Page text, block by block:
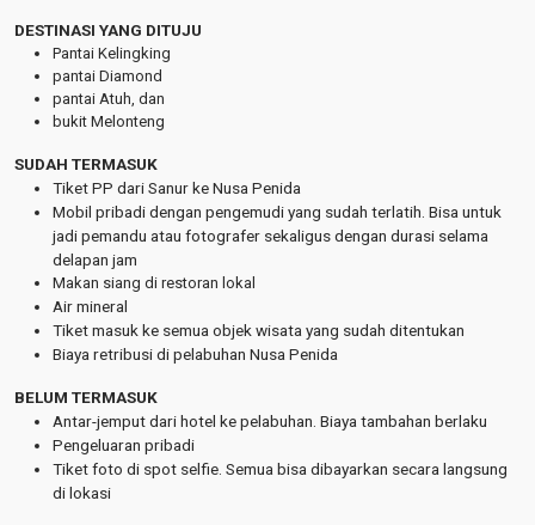
DESTINASI YANG DITUJU
Pantai Kelingking
pantai Diamond
pantai Atuh, dan
bukit Melonteng
SUDAH TERMASUK
Tiket PP dari Sanur ke Nusa Penida
Mobil pribadi dengan pengemudi yang sudah terlatih. Bisa untuk
jadi pemandu atau fotografer sekaligus dengan durasi selama
delapan jam
Makan siang di restoran lokal
Air mineral
Tiket masuk ke semua objek wisata yang sudah ditentukan
Biaya retribusi di pelabuhan Nusa Penida
BELUM TERMASUK
Antar-jemput dari hotel ke pelabuhan. Biaya tambahan berlaku
Pengeluaran pribadi
Tiket foto di spot selfie. Semua bisa dibayarkan secara langsung
di lokasi